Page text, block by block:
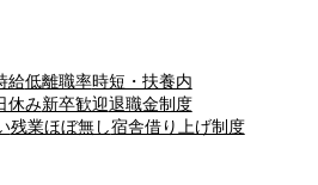
給低離職率時短・扶養内
休み新卒歓迎退職金制度
残業ほぼ無し宿舎借り上げ制度